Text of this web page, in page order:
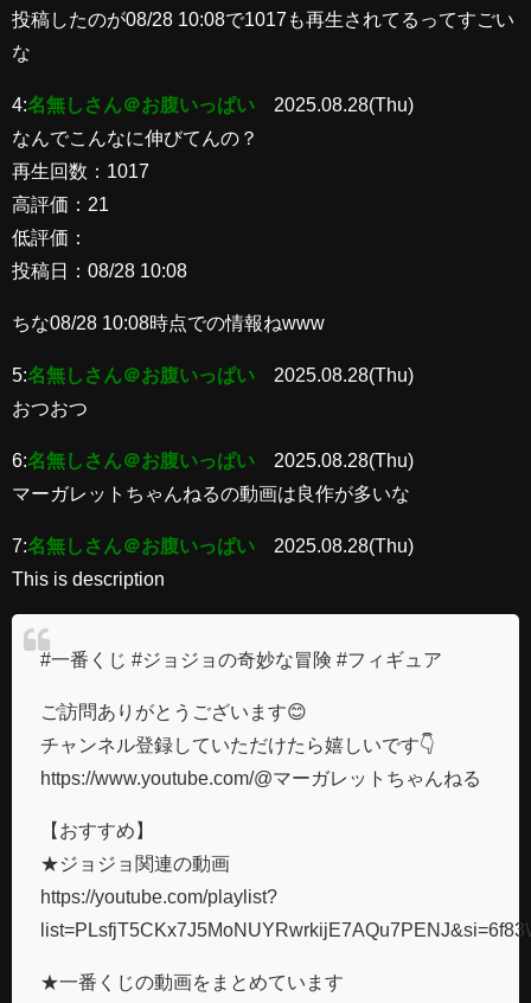
投稿したのが08/28 10:08で1017も再生されてるってすごい
な
4:名無しさん＠お腹いっぱい
2025.08.28(Thu)
なんでこんなに伸びてんの？
再生回数：1017
高評価：21
低評価：
投稿日：08/28 10:08
ちな08/28 10:08時点での情報ねwww
5:名無しさん＠お腹いっぱい
2025.08.28(Thu)
おつおつ
6:名無しさん＠お腹いっぱい
2025.08.28(Thu)
マーガレットちゃんねるの動画は良作が多いな
7:名無しさん＠お腹いっぱい
2025.08.28(Thu)
This is description
#一番くじ #ジョジョの奇妙な冒険 #フィギュア
ご訪問ありがとうございます😊
チャンネル登録していただけたら嬉しいです👇
https://www.youtube.com/@マーガレットちゃんねる
【おすすめ】
★ジョジョ関連の動画
https://youtube.com/playlist?
★一番くじの動画をまとめています